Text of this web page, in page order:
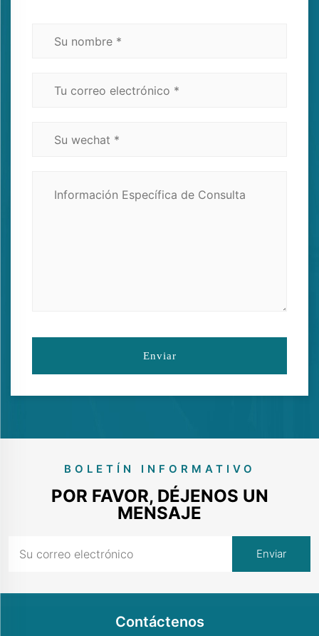
Enviar
BOLETÍN INFORMATIVO
POR FAVOR, DÉJENOS UN
MENSAJE
Contáctenos